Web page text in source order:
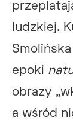
ludzkiej.
epoki
obrazy
a wśród